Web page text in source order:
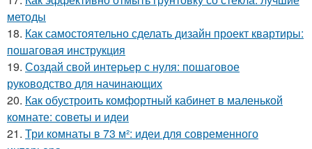
методы
18. Как самостоятельно сделать дизайн проект квартиры:
пошаговая инструкция
19. Создай свой интерьер с нуля: пошаговое
руководство для начинающих
20. Как обустроить комфортный кабинет в маленькой
комнате: советы и идеи
21. Три комнаты в 73 м²: идеи для современного